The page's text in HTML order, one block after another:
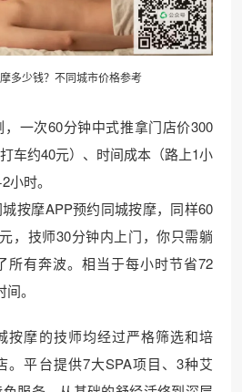
多少钱？不同城市价格参考
一次60分钟中式推拿门店价300
车约40元）、时间成本（路上1小
时。
按摩APP预约同城按摩，同样60
，技师30分钟内上门，你只需躺
所有奔波。相当于每小时节省72
。
按摩的技师均经过严格筛选和培
。平台提供7大SPA项目、3种艾